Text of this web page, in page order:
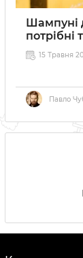
Шампуні
потрібні
15 Травня
Павло